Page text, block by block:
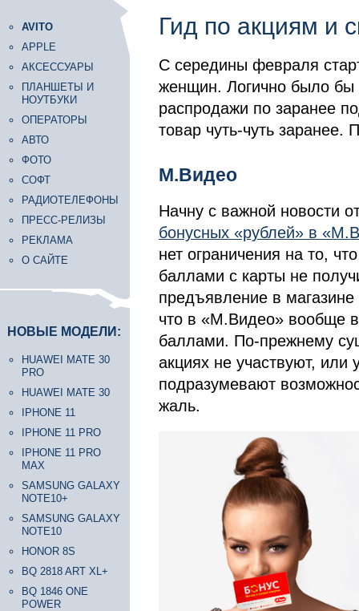
AVITO
APPLE
АКСЕССУАРЫ
ПЛАНШЕТЫ И
НОУТБУКИ
ОПЕРАТОРЫ
АВТО
ФОТО
СОФТ
РАДИОТЕЛЕФОНЫ
ПРЕСС-РЕЛИЗЫ
РЕКЛАМА
О САЙТЕ
НОВЫЕ МОДЕЛИ:
HUAWEI MATE 30
PRO
HUAWEI MATE 30
IPHONE 11
IPHONE 11 PRO
IPHONE 11 PRO
MAX
SAMSUNG GALAXY
NOTE10+
SAMSUNG GALAXY
NOTE10
HONOR 8S
BQ 2818 ART XL+
BQ 1846 ONE
POWER
Гид по акциям и
С середины февраля
женщин. Логично было бы
распродажи по заранее
товар чуть-чуть
М.Видео
Начну с важной новости
бонусных «рублей» в
нет ограничения на то,
баллами с карты не
предъявление в
что в «М.Видео» вообще
баллами. По-прежнему
акциях не участвуют, или
подразумевают
жаль.